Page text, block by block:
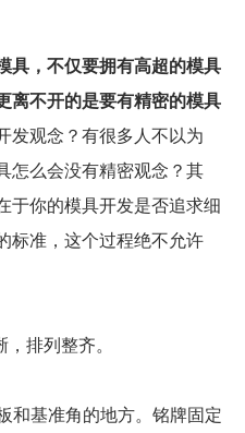
具，不仅要拥有高超的模具
离不开的是要有精密的模具
发观念？有很多人不以为
怎么会没有精密观念？其
于你的模具开发是否追求细
标准，这个过程绝不允许
排列整齐。
和基准角的地方。铭牌固定